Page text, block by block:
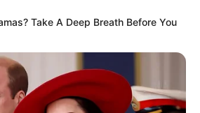
Take A Deep Breath Before You